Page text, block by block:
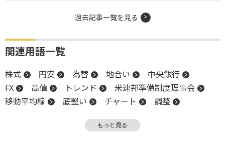
過去記事一覧を見る
関連用語一覧
株式 円安 為替 地合い
中央銀行
FX
高値 トレンド
米連邦準備制度理事会
移動平均線
底堅い チャート
調整
ローソク足 ECB FRB
もっと見る